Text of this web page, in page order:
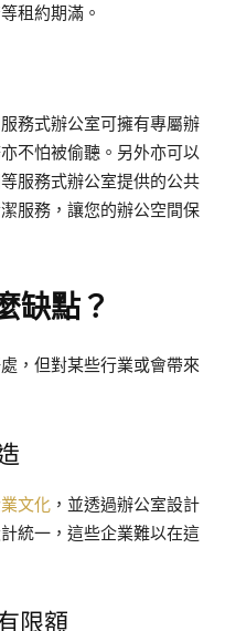
租約期滿。
務式辦公室可擁有專屬辦
不怕被偷聽。另外亦可以
服務式辦公室提供的公共
服務，讓您的辦公空間保
缺點？
，但對某些行業或會帶來
文化 ，並透過辦公室設計
統一，這些企業難以在這
限額